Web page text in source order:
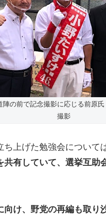
陣の前で記念撮影に応じる前原
撮影
上げた勉強会について
共有していて、選挙互助
け、野党の再編も取り